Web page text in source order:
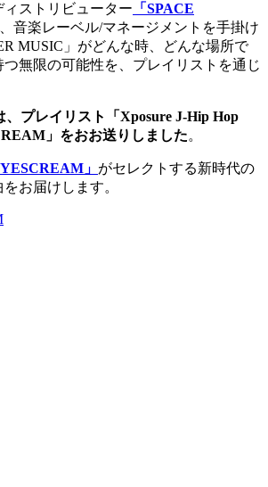
ストリビューター 「SPACE
、音楽レーベル/マネージメントを手掛け
MUSIC」がどんな時、どんな場所で
つ無限の可能性を、プレイリストを通じ
、プレイリスト「Xposure J-Hip Hop
」をおお送りしました。
」 がセレクトする新時代の
お届けします。